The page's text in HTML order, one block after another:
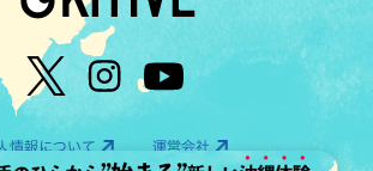
情報について 運営会社